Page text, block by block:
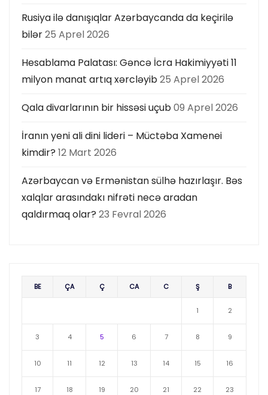
Rusiya ilə danışıqlar Azərbaycanda da keçirilə
bilər25 Aprel 2026
Hesablama Palatası: Gəncə İcra Hakimiyyəti 11
milyon manat artıq xərcləyib25 Aprel 2026
Qala divarlarının bir hissəsi uçub09 Aprel 2026
İranın yeni ali dini lideri – Müctəba Xamenei
kimdir? 12 Mart 2026
Azərbaycan və Ermənistan sülhə hazırlaşır. Bəs
xalqlar arasındakı nifrəti necə aradan
qaldırmaq olar? 23 Fevral 2026
BE ÇA Ç CA C Ş B
1 2
3 4 5 6 7 8 9
10 11 12 13 14 15 16
17 18 19 20 21 22 23